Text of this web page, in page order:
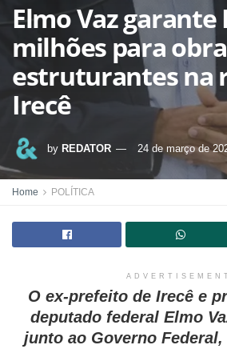
Elmo Vaz garante
milhões para
estruturantes na
Irecê
by REDATOR 24 de março de
Home POLÍTICA
ADVERTISEMENT
O ex-prefeito de Irecê e
deputado federal Elmo
junto ao Governo Federal,